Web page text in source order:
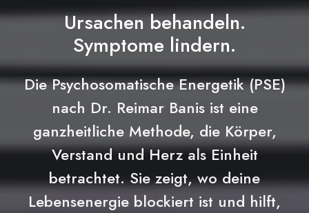
Ursachen behandeln.
Symptome lindern.
Die Psychosomatische Energetik (PSE)
nach Dr. Reimar Banis ist eine
ganzheitliche Methode, die Körper,
Verstand und Herz als Einheit
betrachtet. Sie zeigt, wo deine
Lebensenergie blockiert ist und hilft,